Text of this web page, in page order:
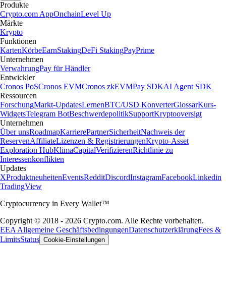
Produkte
Crypto.com AppOnchainLevel Up
Märkte
Krypto
Funktionen
KartenKörbeEarnStakingDeFi StakingPayPrime
Unternehmen
VerwahrungPay für Händler
Entwickler
Cronos PoSCronos EVMCronos zkEVMPay SDKAI Agent SDK
Ressourcen
ForschungMarkt-UpdatesLernenBTC/USD KonverterGlossarKurs-
WidgetsTelegram BotBeschwerdepolitikSupportKryptooversigt
Unternehmen
Über unsRoadmapKarrierePartnerSicherheitNachweis der
ReservenAffiliateLizenzen & RegistrierungenKrypto-Asset
Exploration HubKlimaCapitalVerifizierenRichtlinie zu
Interessenkonflikten
Updates
XProduktneuheitenEventsRedditDiscordInstagramFacebookLinkedin
TradingView
Cryptocurrency in Every Wallet™
Copyright © 2018 - 2026 Crypto.com. Alle Rechte vorbehalten.
EEA Allgemeine GeschäftsbedingungenDatenschutzerklärungFees &
LimitsStatus Cookie-Einstellungen